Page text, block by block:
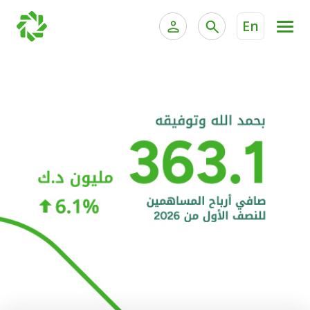
En
الخدمات المصرفية الإلكترونية للشركات
خدمة "بيتك" للتداول الإلكتروني
الحسابات المصرفية
البطاقات
"برامج العملاء"